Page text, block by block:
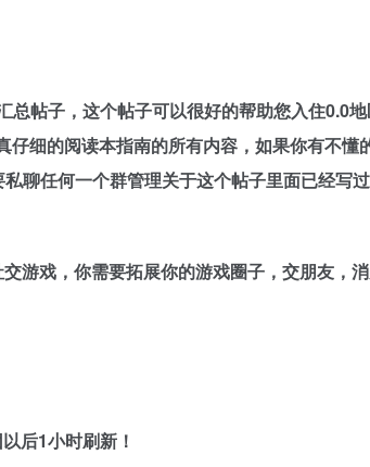
帖子，这个帖子可以很好的帮助您入住0.0
细的阅读本指南的所有内容，如果你有不
聊任何一个群管理关于这个帖子里面已经写
游戏，你需要拓展你的游戏圈子，交朋友，消
后1小时刷新！